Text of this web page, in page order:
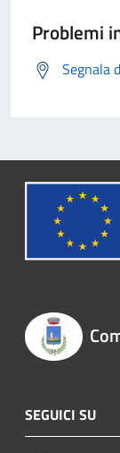
Problemi
Segnala
SEGUICI SU